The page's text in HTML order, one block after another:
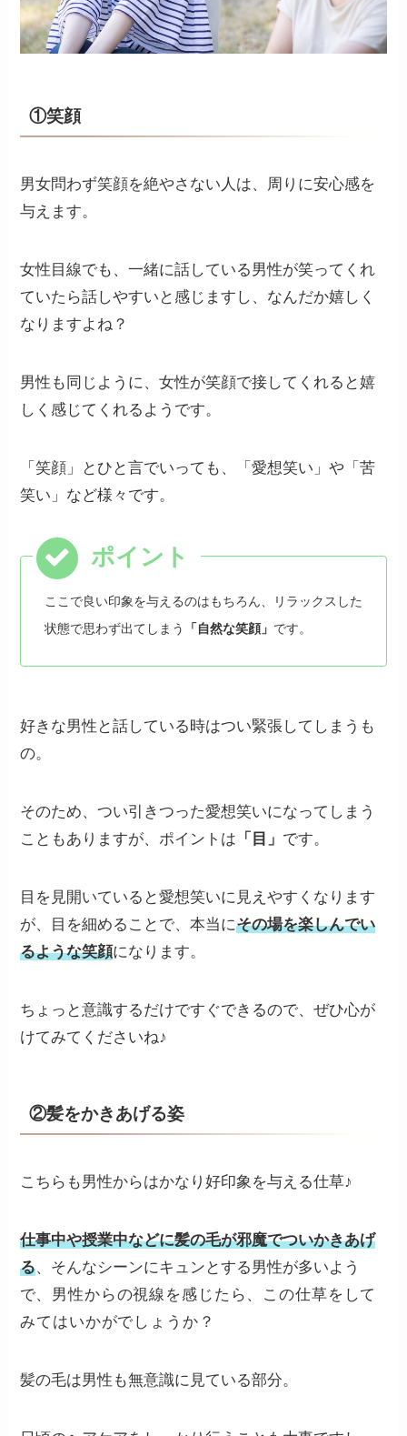
①笑顔
男女問わず笑顔を絶やさない人は、周りに安心感を
与えます。
女性目線でも、一緒に話している男性が笑ってくれ
ていたら話しやすいと感じますし、なんだか嬉しく
なりますよね？
男性も同じように、女性が笑顔で接してくれると嬉
しく感じてくれるようです。
「笑顔」とひと言でいっても、「愛想笑い」や「苦
笑い」など様々です。
ここで良い印象を与えるのはもちろん、リラックスした
状態で思わず出てしまう
「自然な笑顔」 です。
好きな男性と話している時はつい緊張してしまうも
の。
そのため、つい引きつった愛想笑いになってしまう
こともありますが、ポイントは 「目」 です。
目を見開いていると愛想笑いに見えやすくなります
が、目を細めることで、本当にその場を楽しんでい
るような笑顔になります。
ちょっと意識するだけですぐできるので、ぜひ心が
けてみてくださいね♪
②髪をかきあげる姿
こちらも男性からはかなり好印象を与える仕草♪
仕事中や授業中などに髪の毛が邪魔でついかきあげ
る、そんなシーンにキュンとする男性が多いよう
で、男性からの視線を感じたら、この仕草をして
みてはいかがでしょうか？
髪の毛は男性も無意識に見ている部分。